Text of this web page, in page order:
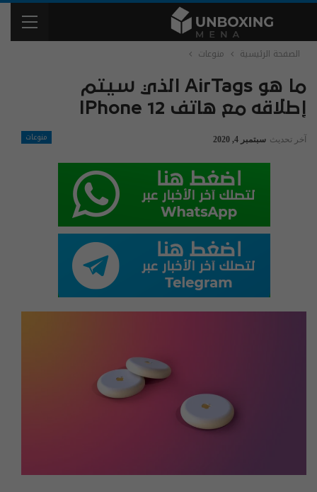
الصفحة الرئيسية منوعات
ما هو AirTags الذي سيتم
إطلاقه مع هاتف IPhone 12
منوعات آخر تحديث سبتمبر 4, 2020